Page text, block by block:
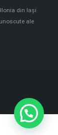
din Iaşi
ale